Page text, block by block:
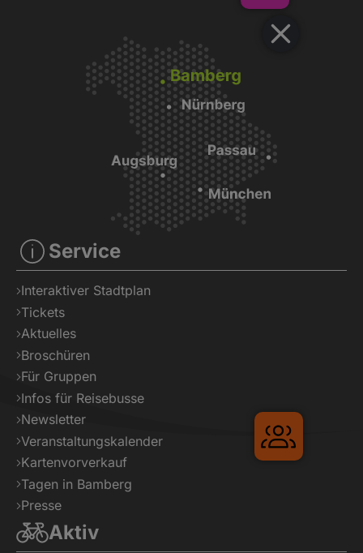
Service
Interaktiver Stadtplan
Tickets
Aktuelles
Broschüren
Für Gruppen
Infos für Reisebusse
Newsletter
Veranstaltungskalender
Kartenvorverkauf
Tagen in Bamberg
Presse
Aktiv